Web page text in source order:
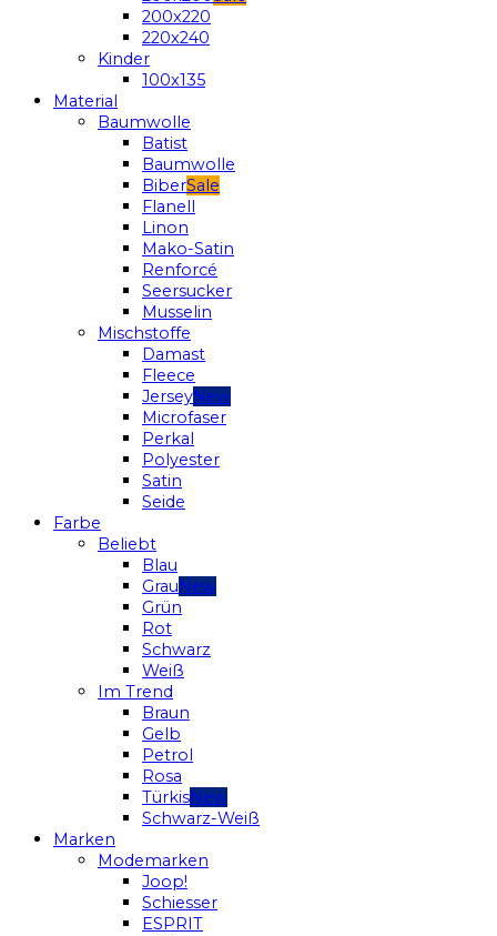
200x220
220x240
Kinder
100x135
Material
Baumwolle
Batist
Baumwolle
Biber
Flanell
Linon
Mako-Satin
Renforcé
Seersucker
Musselin
Mischstoffe
Damast
Fleece
Jersey
Microfaser
Perkal
Polyester
Satin
Seide
Farbe
Beliebt
Blau
Grau
Grün
Rot
Schwarz
Weiß
Im Trend
Braun
Gelb
Petrol
Rosa
Türkis
Schwarz-Weiß
Marken
Modemarken
Joop!
Schiesser
ESPRIT